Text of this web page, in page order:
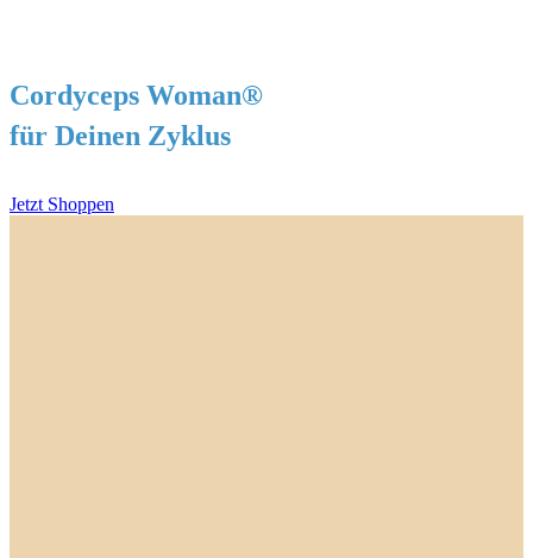
Cordyceps Woman®
für Deinen Zyklus
Jetzt Shoppen